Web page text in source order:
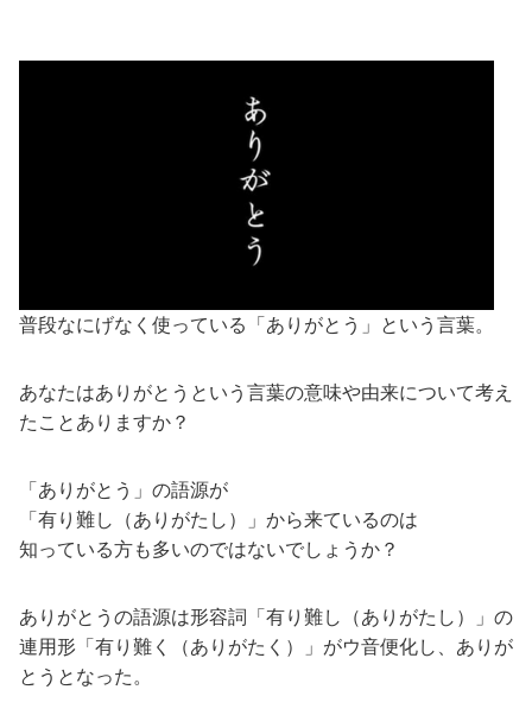
普段なにげなく使っている「ありがとう」という言葉。
あなたはありがとうという言葉の意味や由来について考え
たことありますか？
「ありがとう」の語源が
「有り難し（ありがたし）」から来ているのは
知っている方も多いのではないでしょうか？
ありがとうの語源は形容詞「有り難し（ありがたし）」の
連用形「有り難く（ありがたく）」がウ音便化し、ありが
とうとなった。